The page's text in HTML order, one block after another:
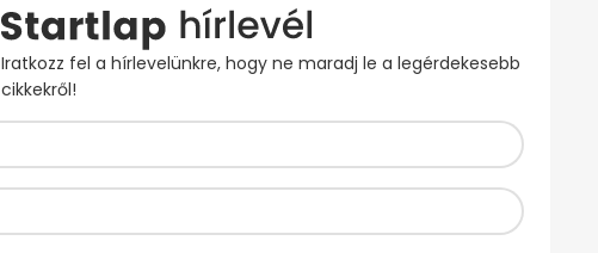
Iratkozz fel a hírlevelünkre, hogy ne maradj le a legérdekesebb
cikkekről!